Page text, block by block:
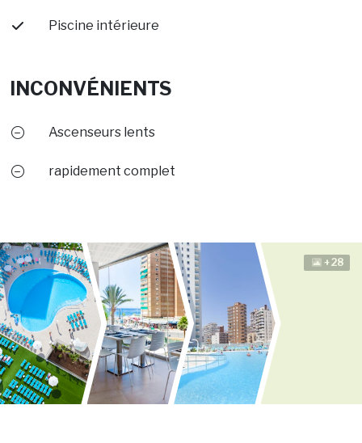
Piscine intérieure
INCONVÉNIENTS
Ascenseurs lents
rapidement complet
+28